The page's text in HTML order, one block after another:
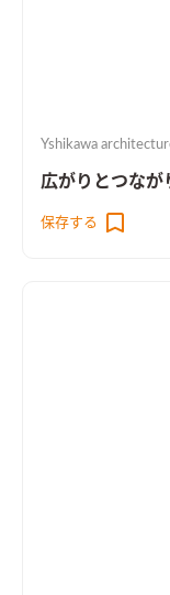
Yshikawa
広がりとつなが
保存する